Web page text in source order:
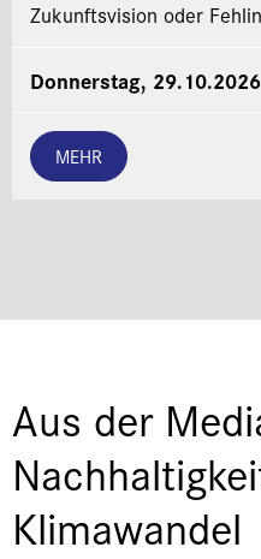
Zukunftsvision oder
Donnerstag, 29.10.2026
MEHR
Aus der
Klimawandel